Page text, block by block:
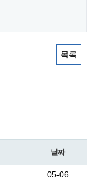
목록
날짜
05-06